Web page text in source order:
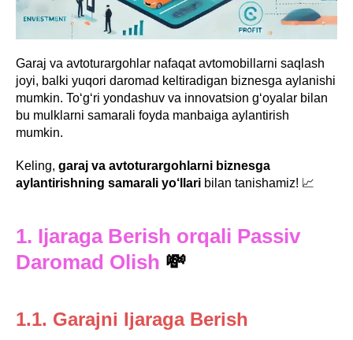
Garaj va avtoturargohlar nafaqat avtomobillarni saqlash
joyi, balki yuqori daromad keltiradigan biznesga aylanishi
mumkin. To‘g‘ri yondashuv va innovatsion g‘oyalar bilan
bu mulklarni samarali foyda manbaiga aylantirish
mumkin.
Keling, garaj va avtoturargohlarni biznesga
aylantirishning samarali yo‘llari bilan tanishamiz! 📈
1. Ijaraga Berish orqali Passiv
Daromad Olish 💸
1.1. Garajni Ijaraga Berish